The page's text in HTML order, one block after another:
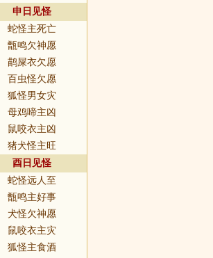
申日见怪
蛇怪主死亡
甑鸣欠神愿
鹋屎衣欠愿
百虫怪欠愿
狐怪男女灾
母鸡啼主凶
鼠咬衣主凶
猪犬怪主旺
酉日见怪
蛇怪远人至
甑鸣主好事
犬怪欠神愿
鼠咬衣主灾
狐怪主食酒